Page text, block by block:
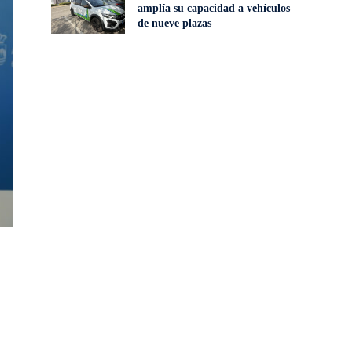
amplía su capacidad a vehículos
de nueve plazas